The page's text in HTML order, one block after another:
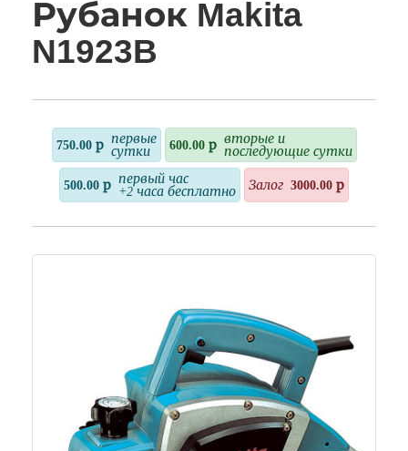
Рубанок Makita
N1923B
750.00 р первые
сутки
600.00 р вторые и
последующие сутки
500.00 р первый час
+2 часа бесплатно
Залог 3000.00 р